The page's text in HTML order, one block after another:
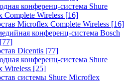
конференц-система Shure
Complete Wireless [16]
Microflex Complete Wireless [16]
конференц-система Bosch
[77]
Dicentis [77]
конференц-система Shure
Wireless [25]
системы Shure Microflex